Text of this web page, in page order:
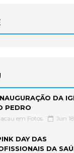
DA
PEDRO
em Fotos Jun
DAY DAS
DA